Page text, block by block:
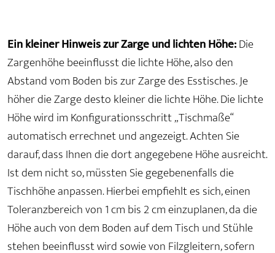
Ein kleiner Hinweis zur Zarge und lichten Höhe:Die
Zargenhöhe beeinflusst die lichte Höhe, also den
Abstand vom Boden bis zur Zarge des Esstisches. Je
höher die Zarge desto kleiner die lichte Höhe. Die lichte
Höhe wird im Konfigurationsschritt „Tischmaße“
automatisch errechnet und angezeigt. Achten Sie
darauf, dass Ihnen die dort angegebene Höhe ausreicht.
Ist dem nicht so, müssten Sie gegebenenfalls die
Tischhöhe anpassen. Hierbei empfiehlt es sich, einen
Toleranzbereich von 1 cm bis 2 cm einzuplanen, da die
Höhe auch von dem Boden auf dem Tisch und Stühle
stehen beeinflusst wird sowie von Filzgleitern, sofern